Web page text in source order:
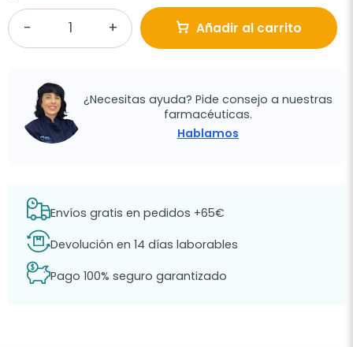
Añadir al carrito
¿Necesitas ayuda? Pide consejo a nuestras
farmacéuticas.
Hablamos
Envíos gratis en pedidos +65€
Devolución en 14 días laborables
Pago 100% seguro garantizado